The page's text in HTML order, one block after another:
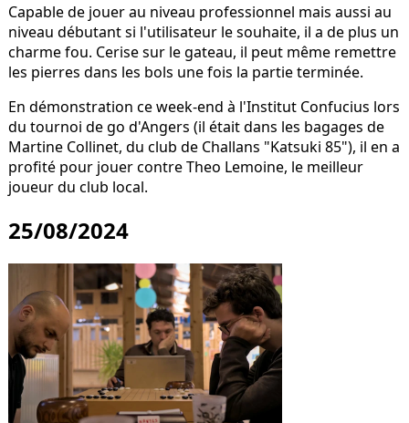
Capable de jouer au niveau professionnel mais aussi au
niveau débutant si l'utilisateur le souhaite, il a de plus un
charme fou. Cerise sur le gateau, il peut même remettre
les pierres dans les bols une fois la partie terminée.
En démonstration ce week-end à l'Institut Confucius lors
du tournoi de go d'Angers (il était dans les bagages de
Martine Collinet, du club de Challans "Katsuki 85"), il en a
profité pour jouer contre Theo Lemoine, le meilleur
joueur du club local.
25/08/2024